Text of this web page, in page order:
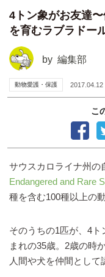
4トン象がお友達
を育むラブラドー
by 編集部
動物愛護・保護 2017.04.12
こ
サウスカロライナ州の
Endangered and Rare
種を含む100種以上の
そのうちの1匹が、4
まれの35歳。2歳の時
人間や犬を仲間として